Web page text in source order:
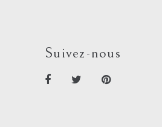
Suivez-nous